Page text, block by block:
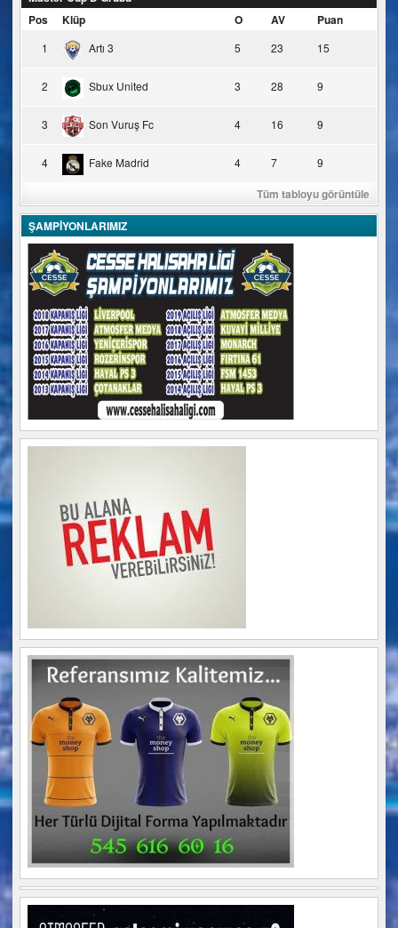
Pos
Klüp O AV Puan
1 Artı 3 5 23 15
2 Sbux United 3 28 9
3 Son Vuruş Fc 4 16 9
4 Fake Madrid 4 7 9
Tüm tabloyu görüntüle
ŞAMPİYONLARIMIZ